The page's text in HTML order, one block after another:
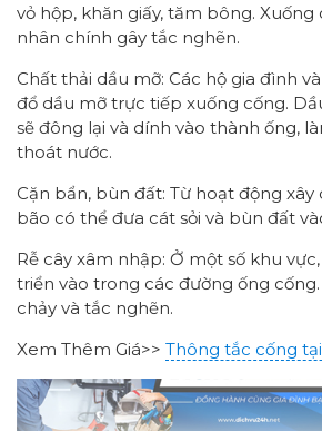
vỏ hộp, khăn giấy, tăm bông.
nhân chính gây tắc nghẽn.
Chất thải dầu mỡ: Các hộ gia đình
đổ dầu mỡ trực tiếp xuống cống.
sẽ đông lại và dính vào thành ống,
thoát nước.
Cặn bẩn, bùn đất: Từ hoạt động
bão có thể đưa cát sỏi và bùn đất
Rễ cây xâm nhập: Ở một số khu
triển vào trong các đường ống
chảy và tắc nghẽn.
Xem Thêm Giá>> Thông tắc cống